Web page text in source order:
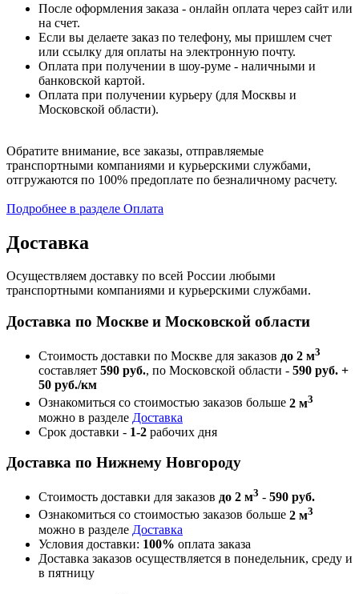
После оформления заказа - онлайн оплата через сайт или
на счет.
Если вы делаете заказ по телефону, мы пришлем счет
или ссылку для оплаты на электронную почту.
Оплата при получении в шоу-руме - наличными и
банковской картой.
Оплата при получении курьеру (для Москвы и
Московской области).
Обратите внимание, все заказы, отправляемые
транспортными компаниями и курьерскими службами,
отгружаются по 100% предоплате по безналичному расчету.
Подробнее в разделе Оплата
Доставка
Осуществляем доставку по всей России любыми
транспортными компаниями и курьерскими службами.
Доставка по Москве и Московской области
Стоимость доставки по Москве для заказов до 2 м3
составляет 590 руб., по Московской области - 590 руб. +
50 руб./км
Ознакомиться со стоимостью заказов больше 2 м3
можно в разделе Доставка
Срок доставки - 1-2 рабочих дня
Доставка по Нижнему Новгороду
Стоимость доставки для заказов до 2 м3 - 590 руб.
Ознакомиться со стоимостью заказов больше 2 м3
можно в разделе Доставка
Условия доставки: 100% оплата заказа
Доставка заказов осуществляется в понедельник, среду и
в пятницу